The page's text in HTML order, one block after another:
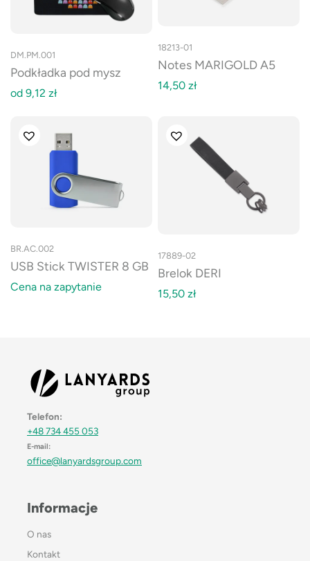
DM.PM.001
Podkładka pod mysz
od 9,12 zł
18213-01
Notes MARIGOLD A5
14,50 zł
BR.AC.002
USB Stick TWISTER 8 GB
Cena na zapytanie
17889-02
Brelok DERI
15,50 zł
Telefon:
+48 734 455 053
E-mail:
office@lanyardsgroup.com
Informacje
O nas
Kontakt